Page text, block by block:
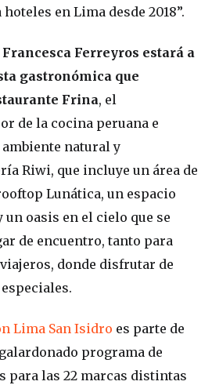
en Lima desde 2018”.
Ferreyros estará a
gastronómica que
Frina, el
de la cocina peruana e
natural y
Riwi, que incluye un área de
Lunática, un espacio
oasis en el cielo que se
de encuentro, tanto para
donde disfrutar de
Lima San Isidro es parte de
programa de
para las 22 marcas distintas